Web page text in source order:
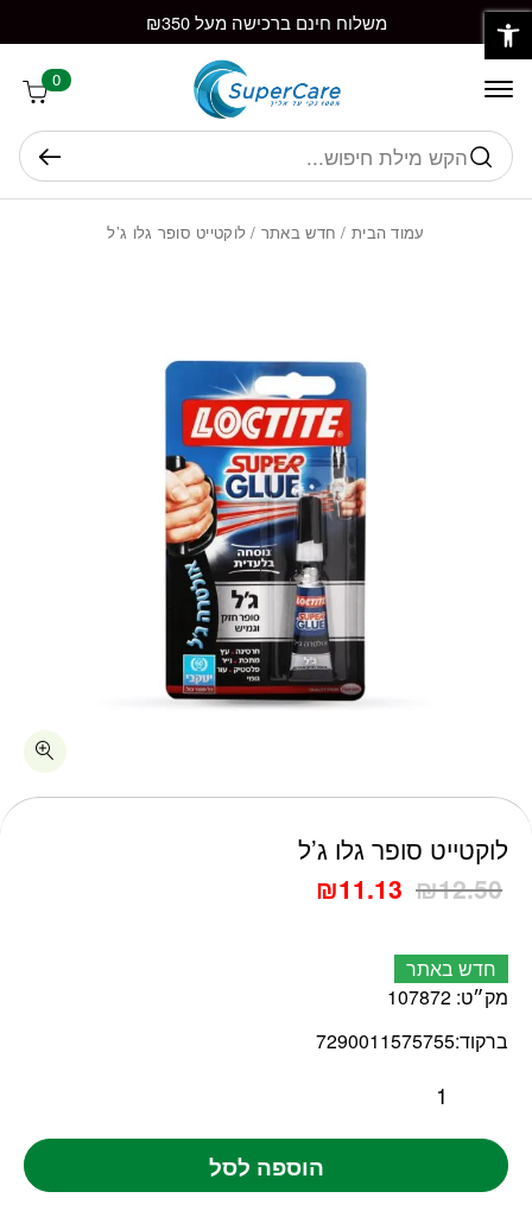
Skip to Content משלוח חינם ברכישה מעל ₪350
0
חיפוש
עמוד הבית / חדש באתר / לוקטייט סופר גלו ג’ל
חדש באתר
לוקטייט סופר גלו ג’ל
₪12.50
₪11.13
מק״ט: 107872
ברקוד:7290011575755
כמות לוקטייט סופר גלו ג'ל
הוספה לסל
בחזרה למעלה
פתח סרגל נגישות